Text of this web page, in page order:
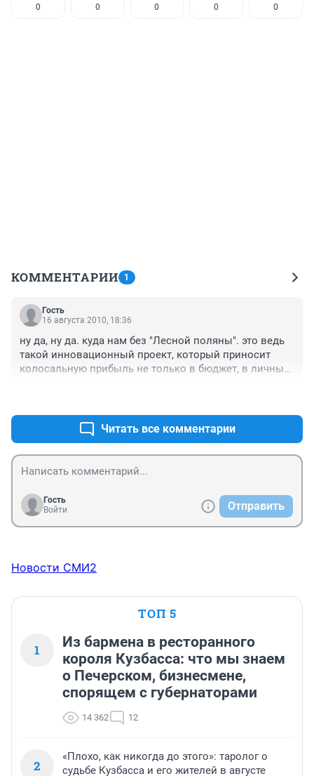
0 0 0 0 0
КОММЕНТАРИИ 1
Гость
16 августа 2010, 18:36
ну да, ну да. куда нам без "Лесной поляны". это ведь
такой инновационный проект, который приносит
колосальную прибыль не только в бюджет, в личный
добычи угля при судержании средней заработной
платы, а именно - внедрение инновационных
технологий и глубокая его переработка.
жаль, вот металл стороной обошли, могли вместо
"Лесной поляны" туда деньги направить. на
инновационные технологии и глубокую переработку.
но, каждый кулик хвалит свой болото. так и здесь,
каждая "рука" подписывает то, что ему выгодно.
Читать все комментарии
Гость
Войти
Отправить
Новости СМИ2
ТОП 5
1
Из бармена в ресторанного
короля Кузбасса: что мы знаем
о Печерском, бизнесмене,
спорящем с губернаторами
14 362 12
2
«Плохо, как никогда до этого»: таролог о
судьбе Кузбасса и его жителей в августе